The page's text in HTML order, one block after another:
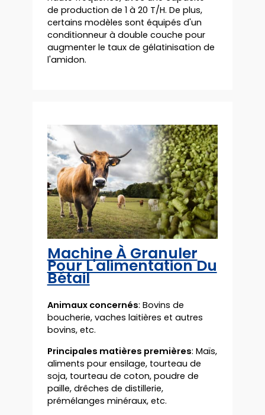
de production de 1 à 20 T/H. De plus,
certains modèles sont équipés d'un
conditionneur à double couche pour
augmenter le taux de gélatinisation de
l'amidon.
Machine À Granuler
Pour L'alimentation Du
Bétail
Animaux concernés: Bovins de
boucherie, vaches laitières et autres
bovins, etc.
Principales matières premières: Maïs,
aliments pour ensilage, tourteau de
soja, tourteau de coton, poudre de
paille, drêches de distillerie,
prémélanges minéraux, etc.